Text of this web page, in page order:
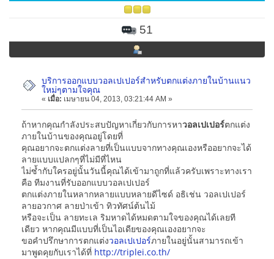
51
บริการออกแบบวอลเปเปอร์สำหรับตกแต่งภายในบ้านแนว
ใหม่ๆตามใจคุณ
« เมื่อ: เมษายน 04, 2013, 03:21:44 AM »
ถ้าหากคุณกำลังประสบปัญหาเกี่ยวกับการหาวอลเปเปอร์ตกแต่ง
ภายในบ้านของคุณอยู่โดยที่
คุณอยากจะตกแต่งลายที่เป็นแบบจากทางคุณเองหรืออยากจะได้
ลายแบบแปลกๆที่ไม่มีที่ไหน
ไม่ซ้ำกับใครอยู่นั้นวันนี้คุณได้เข้ามาถูกที่แล้วครับเพราะทางเรา
คือ ทีมงานที่รับออกแบบวอลเปเปอร์
ตกแต่งภายในหลากหลายแบบหลายดีไซด์ อธิเช่น วอลเปเปอร์
ลายอวกาศ ลายป่าเข้า ทิวทัศน์ต้นไม้
หรือจะเป็น ลายทะเล ริมหาดได้หมดตามใจของคุณได้เลยที
เดียว หากคุณมีแบบที่เป็นไอเดียของคุณเองอยากจะ
ขอคำปรึกษาการตกแต่งวอลเปเปอร์ภายในอยู่นั้นสามารถเข้า
มาพูดคุยกับเราได้ที่ http://triplei.co.th/